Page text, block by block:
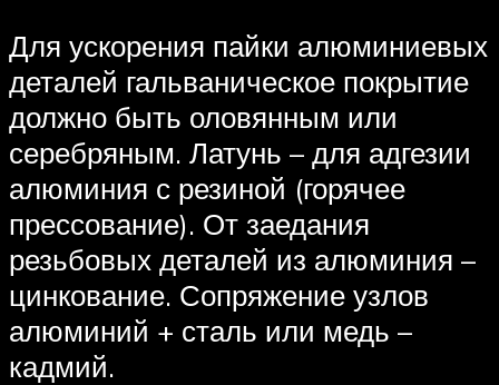
Для ускорения пайки алюминиевых
деталей гальваническое покрытие
должно быть оловянным или
серебряным. Латунь – для адгезии
алюминия с резиной (горячее
прессование). От заедания
резьбовых деталей из алюминия –
цинкование. Сопряжение узлов
алюминий + сталь или медь –
кадмий.